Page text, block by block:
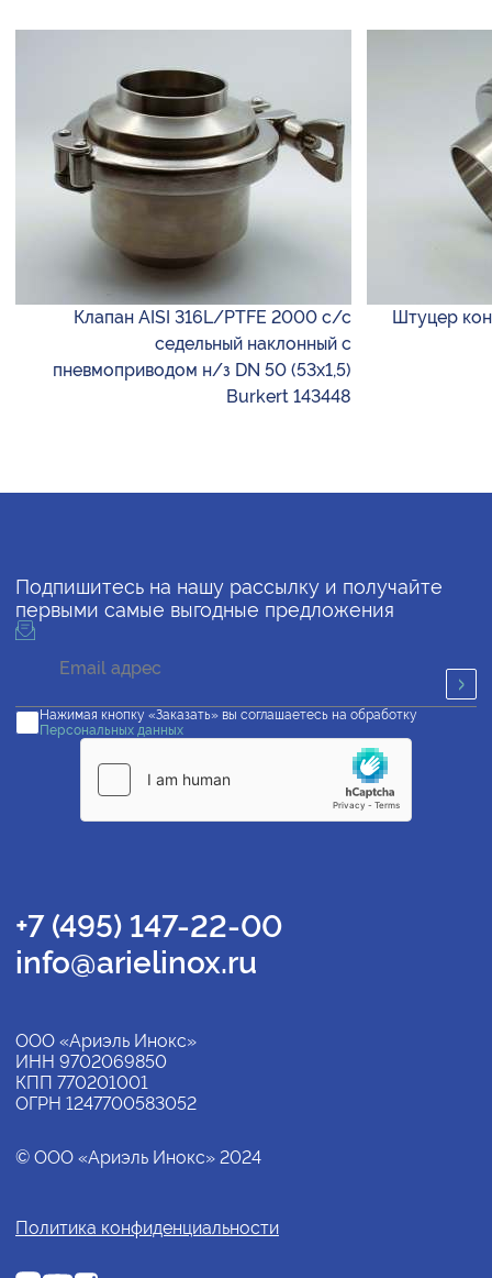
Клапан AISI 316L/PTFE 2000 с/с
седельный наклонный с
пневмоприводом н/з DN 50 (53х1,5)
Burkert 143448
Штуцер
Подпишитесь на нашу рассылку и получайте
первыми самые выгодные предложения
Нажимая кнопку «Заказать» вы соглашаетесь на обработку
Персональных данных
+7 (495) 147-22-00
info@arielinox.ru
ООО «Ариэль Инокс»
ИНН 9702069850
КПП 770201001
ОГРН 1247700583052
© ООО «Ариэль Инокс» 2024
Политика конфиденциальности